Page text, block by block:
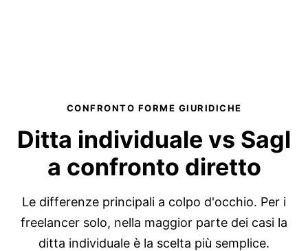
CONFRONTO FORME GIURIDICHE
Ditta individuale vs Sagl
a confronto diretto
Le differenze principali a colpo d'occhio. Per i
freelancer solo, nella maggior parte dei casi la
ditta individuale è la scelta più semplice.